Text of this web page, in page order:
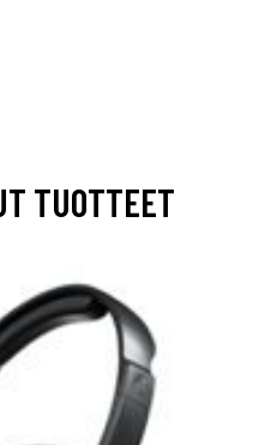
TUOTTEET